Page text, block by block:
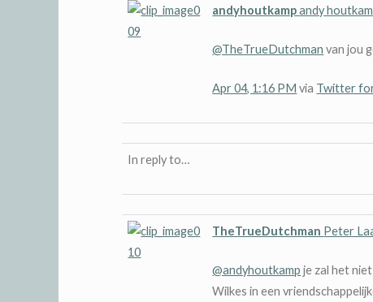
andyhoutkampandy
@TheTrueDutchman van jou
Apr 04, 1:16 PM via Twitter
In reply to…
TheTrueDutchman Peter
@andyhoutkamp je zal het
Wilkes in een